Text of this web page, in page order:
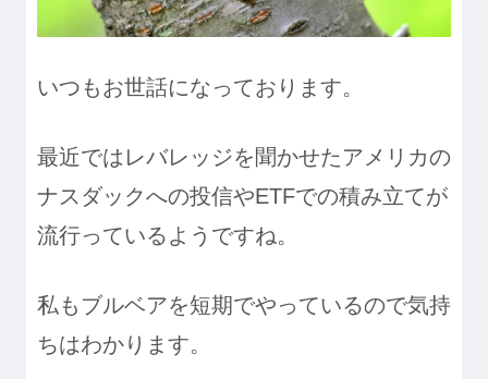
いつもお世話になっております。
最近ではレバレッジを聞かせたアメリカの
ナスダックへの投信やETFでの積み立てが
流行っているようですね。
私もブルベアを短期でやっているので気持
ちはわかります。